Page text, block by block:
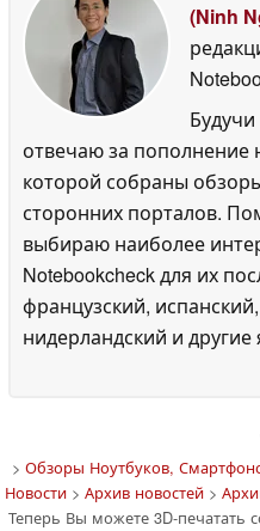
(Ninh
отвечаю за пополнение
которой собраны
сторонних порталов.
выбираю наиболее
Notebookcheck для их
французский,
нидерландский и другие
> Обзоры Ноутбуков,
Новости> Архив новостей>
Теперь Вы можете 3D-печатать